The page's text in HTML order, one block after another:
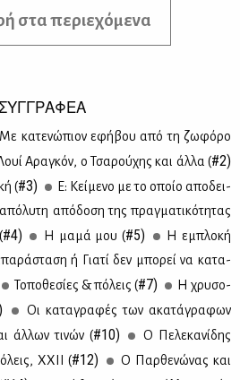
στα περιεχόμενα
Με κα­τε­νώ­πιον εφή­βου από τη ζω­φό­ρο
Αρα­γκόν, ο Τσα­ρού­χης και άλ­λα (#2)
(#3)
Ε: Κεί­με­νο με το οποίο απο­δει­
από­λυ­τη από­δο­ση της πραγ­μα­τι­κό­τη­τας
#4) Η μα­μά μου (#5)
Η εμπλο­κή
ή Για­τί δεν μπο­ρεί να κα­τα­
Το­πο­θε­σί­ες & πό­λεις (#7)
Η χρυ­σο­
Οι κα­τα­γρα­φές των ακα­τά­γρα­φων
άλ­λων τι­νών (#10)
Ο Πε­λε­κα­νί­δης
ΧΧΙΙ (#12)
Ο Παρ­θε­νώ­νας και